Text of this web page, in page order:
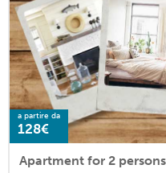
a partire da
128€